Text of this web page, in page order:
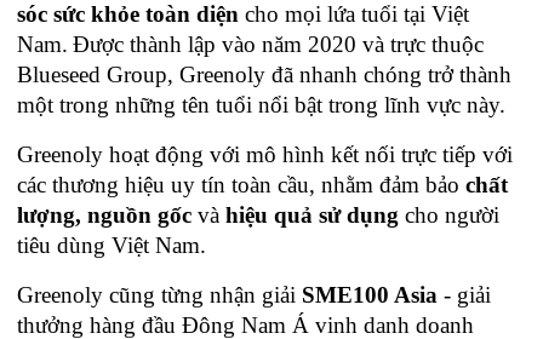
sóc sức khỏe toàn diện cho mọi lứa tuổi tại Việt
Nam. Được thành lập vào năm 2020 và trực thuộc
Blueseed Group, Greenoly đã nhanh chóng trở thành
một trong những tên tuổi nổi bật trong lĩnh vực này.
Greenoly hoạt động với mô hình kết nối trực tiếp với
các thương hiệu uy tín toàn cầu, nhằm đảm bảo chất
lượng, nguồn gốc và hiệu quả sử dụng cho người
tiêu dùng Việt Nam.
Greenoly cũng từng nhận giải SME100 Asia - giải
thưởng hàng đầu Đông Nam Á vinh danh doanh